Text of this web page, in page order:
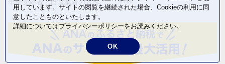
年金受給者・自営業者の方へ
用しています。サイトの閲覧を継続された場合、Cookieの利用に同
意したことものといたします。
詳細についてはプライバシーポリシーをお読みください。
OK